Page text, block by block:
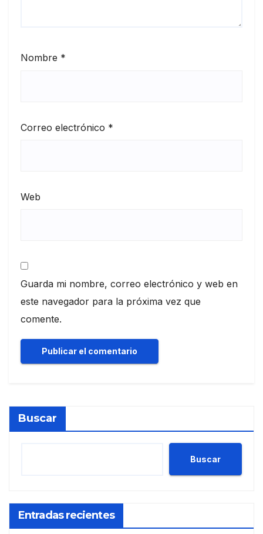
Nombre *
Correo electrónico *
Web
Guarda mi nombre, correo electrónico y web en
este navegador para la próxima vez que
comente.
Buscar
Buscar
Entradas recientes